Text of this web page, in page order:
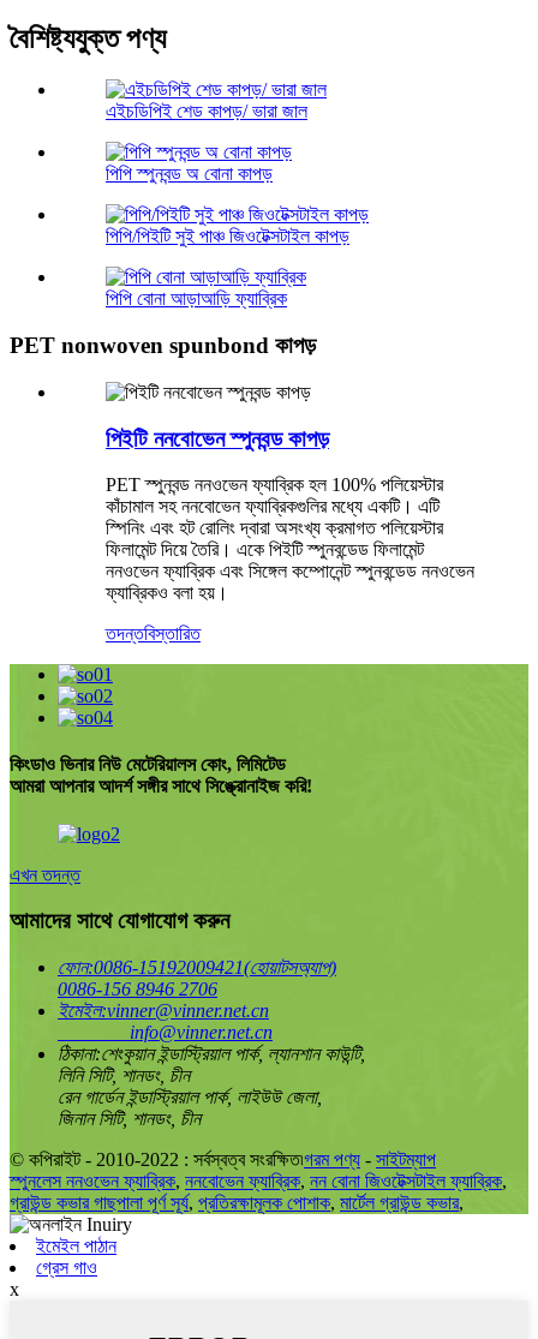
বৈশিষ্ট্যযুক্ত পণ্য
এইচডিপিই শেড কাপড়/ ভারা জাল
পিপি স্পুনবন্ড অ বোনা কাপড়
পিপি/পিইটি সুই পাঞ্চ জিওটেক্সটাইল কাপড়
পিপি বোনা আড়াআড়ি ফ্যাব্রিক
PET nonwoven spunbond কাপড়
পিইটি ননবোভেন স্পুনবন্ড কাপড়
PET স্পুনবন্ড ননওভেন ফ্যাব্রিক হল 100% পলিয়েস্টার
কাঁচামাল সহ ননবোভেন ফ্যাব্রিকগুলির মধ্যে একটি। এটি
স্পিনিং এবং হট রোলিং দ্বারা অসংখ্য ক্রমাগত পলিয়েস্টার
ফিলামেন্ট দিয়ে তৈরি। একে পিইটি স্পুনবন্ডেড ফিলামেন্ট
ননওভেন ফ্যাব্রিক এবং সিঙ্গেল কম্পোনেন্ট স্পুনবন্ডেড ননওভেন
ফ্যাব্রিকও বলা হয়।
তদন্তবিস্তারিত
কিংডাও ভিনার নিউ মেটেরিয়ালস কোং, লিমিটেড
আমরা আপনার আদর্শ সঙ্গীর সাথে সিঙ্ক্রোনাইজ করি!
এখন তদন্ত
আমাদের সাথে যোগাযোগ করুন
ফোন:0086-15192009421(হোয়াটসঅ্যাপ)
0086-156 8946 2706
ইমেইল:vinner@vinner.net.cn
info@vinner.net.cn
ঠিকানা:শেংকুয়ান ইন্ডাস্ট্রিয়াল পার্ক, ল্যানশান কাউন্টি,
লিনি সিটি, শানডং, চীন
রেন গার্ডেন ইন্ডাস্ট্রিয়াল পার্ক, লাইউউ জেলা,
জিনান সিটি, শানডং, চীন
© কপিরাইট - 2010-2022 : সর্বস্বত্ব সংরক্ষিত৷গরম পণ্য - সাইটম্যাপ
স্পুনলেস ননওভেন ফ্যাব্রিক, ননবোভেন ফ্যাব্রিক, নন বোনা জিওটেক্সটাইল ফ্যাব্রিক,
গ্রাউন্ড কভার গাছপালা পূর্ণ সূর্য, প্রতিরক্ষামূলক পোশাক, মার্টেল গ্রাউন্ড কভার,
ইমেইল পাঠান
গ্রেস গাও
x